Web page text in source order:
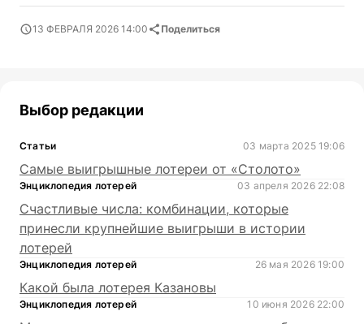
13 ФЕВРАЛЯ 2026 14:00 Поделиться
Выбор редакции
Статьи 03 марта 2025 19:06
Самые выигрышные лотереи от «Столото»
Энциклопедия лотерей 03 апреля 2026 22:08
Счастливые числа: комбинации, которые
принесли крупнейшие выигрыши в истории
лотерей
Энциклопедия лотерей 26 мая 2026 19:00
Какой была лотерея Казановы
Энциклопедия лотерей 10 июня 2026 22:00